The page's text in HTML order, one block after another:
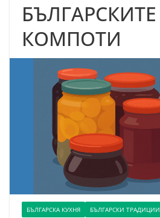
БЪЛГАРСКИТЕ
КОМПОТИ
БЪЛГАРСКА КУХНЯ БЪЛГАРСКИ ТРАДИЦИИ